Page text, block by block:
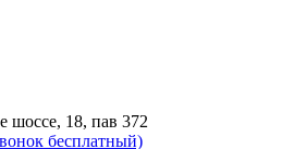
шоссе, 18, пав 372
бесплатный)